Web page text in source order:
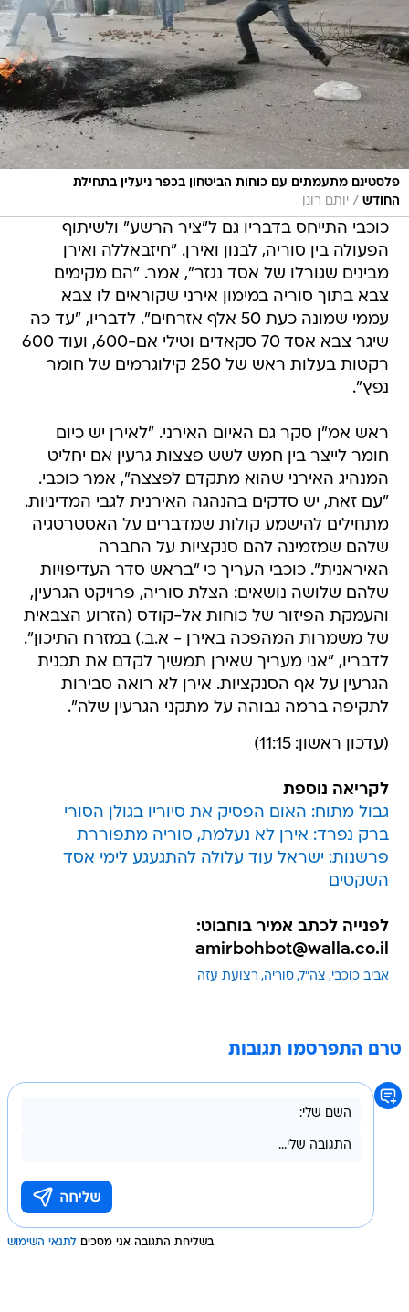
פלסטינם מתעמתים עם כוחות הביטחון בכפר ניעלין בתחילת
החודש / יותם רונן
כוכבי התייחס בדבריו גם ל"ציר הרשע" ולשיתוף
הפעולה בין סוריה, לבנון ואירן. "חיזבאללה ואירן
מבינים שגורלו של אסד נגזר", אמר. "הם מקימים
צבא בתוך סוריה במימון אירני שקוראים לו צבא
עממי שמונה כעת 50 אלף אזרחים". לדבריו, "עד כה
שיגר צבא אסד 70 סקאדים וטילי אם-600, ועוד 600
רקטות בעלות ראש של 250 קילוגרמים של חומר
נפץ".
ראש אמ"ן סקר גם האיום האירני. "לאירן יש כיום
חומר לייצר בין חמש לשש פצצות גרעין אם יחליט
המנהיג האירני שהוא מתקדם לפצצה", אמר כוכבי.
"עם זאת, יש סדקים בהנהגה האירנית לגבי המדיניות.
מתחילים להישמע קולות שמדברים על האסטרטגיה
שלהם שמזמינה להם סנקציות על החברה
האיראנית". כוכבי העריך כי "בראש סדר העדיפויות
שלהם שלושה נושאים: הצלת סוריה, פרויקט הגרעין,
והעמקת הפיזור של כוחות אל-קודס (הזרוע הצבאית
של משמרות המהפכה באירן - א.ב.) במזרח התיכון".
לדבריו, "אני מעריך שאירן תמשיך לקדם את תכנית
הגרעין על אף הסנקציות. אירן לא רואה סבירות
לתקיפה ברמה גבוהה על מתקני הגרעין שלה".
(עדכון ראשון: 11:15)
לקריאה נוספת
גבול מתוח: האום הפסיק את סיוריו בגולן הסורי
ברק נפרד: אירן לא נעלמת, סוריה מתפוררת
פרשנות: ישראל עוד עלולה להתגעגע לימי אסד
השקטים
לפנייה לכתב אמיר בוחבוט:
amirbohbot@walla.co.il
אביב כוכבי צה"ל סוריה רצועת עזה
טרם התפרסמו תגובות
בשליחת התגובה אני מסכים לתנאי השימוש